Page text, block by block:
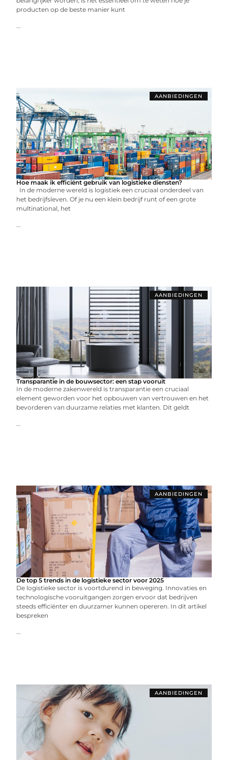
producten op de beste manier kunt
...
AANBIEDINGEN
Hoe maak ik efficiënt gebruik van logistieke diensten?
In de moderne wereld is logistiek een cruciaal onderdeel van
het bedrijfsleven. Of je nu een klein bedrijf runt of een grote
multinational, het
...
AANBIEDINGEN
Transparantie in de bouwsector: een stap vooruit
In de moderne zakenwereld is transparantie een cruciaal
element geworden voor het opbouwen van vertrouwen en het
bevorderen van duurzame relaties met klanten. Dit geldt
...
AANBIEDINGEN
De top 5 trends in de logistieke sector voor 2025
De logistieke sector is voortdurend in beweging. Innovaties en
technologische vooruitgangen zorgen ervoor dat bedrijven
steeds efficiënter en duurzamer kunnen opereren. In dit artikel
bespreken
...
AANBIEDINGEN